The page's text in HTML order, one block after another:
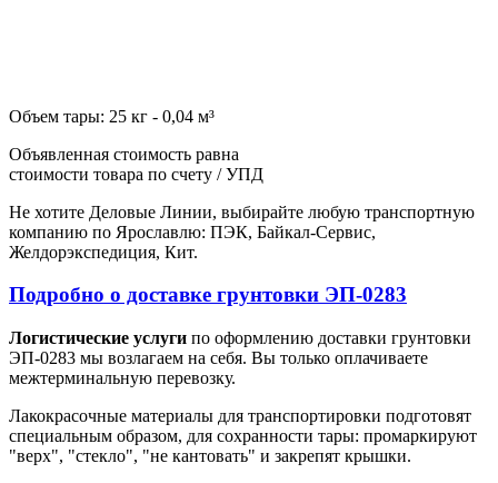
Объем тары: 25 кг - 0,04 м³
Объявленная стоимость равна
стоимости товара по счету / УПД
Не хотите Деловые Линии, выбирайте любую транспортную
компанию по Ярославлю: ПЭК, Байкал-Сервис,
Желдорэкспедиция, Кит.
Подробно о доставке грунтовки ЭП-0283
Логистические услуги по оформлению доставки грунтовки
ЭП-0283 мы возлагаем на себя. Вы только оплачиваете
межтерминальную перевозку.
Лакокрасочные материалы для транспортировки подготовят
специальным образом, для сохранности тары: промаркируют
"верх", "стекло", "не кантовать" и закрепят крышки.